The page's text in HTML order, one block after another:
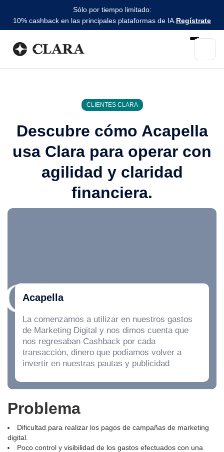
Sólo por tiempo limitado:
10% cashback en las principales plataformas de IA. Regístrate
CLIENTES CLARA
Descubre cómo Acapella
usa Clara para operar con
agilidad y claridad
financiera.
Acapella
La comenzamos a utilizar en nuestros gastos
de Marketing Digital y nos dimos cuenta que
nos regresaban Cashback por cada
transacción, dinero que podíamos volver a
invertir en nuestras pautas y publicidad
Problema
Dificultad para realizar los pagos de campañas de marketing
digital.
Poco control y visibilidad de los gastos efectuados con una